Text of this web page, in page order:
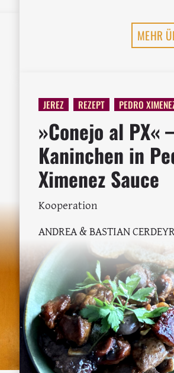
MEHR
JEREZ REZEPT PEDRO
»Conejo al PX«
Kaninchen in
Ximenez Sauce
Kooperation
ANDREA & BASTIAN